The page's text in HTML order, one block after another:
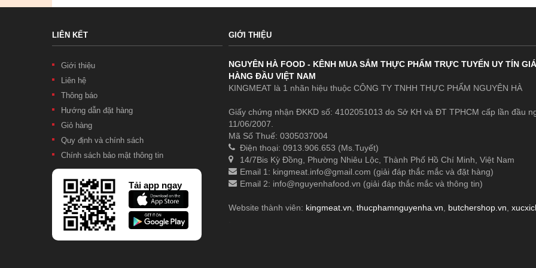
LIÊN KẾT
Giới thiệu
Liên hệ
Thông báo
Hướng dẫn đặt hàng
Giỏ hàng
Quy định và chính sách
Chính sách bảo mật thông tin
Tải app ngay
GIỚI THIỆU
NGUYÊN HÀ FOOD - KÊNH MUA SẮM THỰC PHẨM TRỰC TUYẾN UY TÍN
HÀNG ĐẦU VIỆT NAM
KINGMEAT là 1 nhãn hiệu thuộc CÔNG TY TNHH THỰC PHẨM NGUYÊN HÀ
Giấy chứng nhận ĐKKD số: 4102051013 do Sở KH và ĐT TPHCM cấp lần đầu
11/06/2007.
Mã Số Thuế: 0305037004
Điện thoại: 0913.906.653 (Ms.Tuyết)
14/7Bis Kỳ Đồng, Phường Nhiêu Lộc, Thành Phố Hồ Chí Minh, Việt Nam
Email 1: kingmeat.info@gmail.com (giải đáp thắc mắc và đặt hàng)
Email 2: info@nguyenhafood.vn (giải đáp thắc mắc và thông tin)
Website thành viên: kingmeat.vn, thucphamnguyenha.vn, butchershop.vn,